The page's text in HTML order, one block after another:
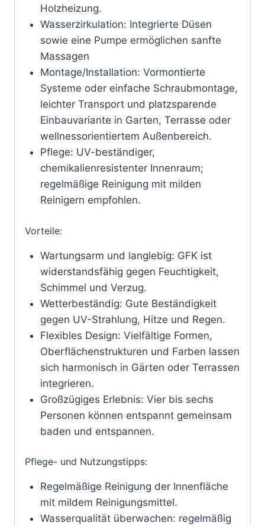
Holzheizung.
Wasserzirkulation: Integrierte Düsen
sowie eine Pumpe ermöglichen sanfte
Massagen
Montage/Installation: Vormontierte
Systeme oder einfache Schraubmontage,
leichter Transport und platzsparende
Einbauvariante in Garten, Terrasse oder
wellnessorientiertem Außenbereich.
Pflege: UV-beständiger,
chemikalienresistenter Innenraum;
regelmäßige Reinigung mit milden
Reinigern empfohlen.
Vorteile:
Wartungsarm und langlebig: GFK ist
widerstandsfähig gegen Feuchtigkeit,
Schimmel und Verzug.
Wetterbeständig: Gute Beständigkeit
gegen UV-Strahlung, Hitze und Regen.
Flexibles Design: Vielfältige Formen,
Oberflächenstrukturen und Farben lassen
sich harmonisch in Gärten oder Terrassen
integrieren.
Großzügiges Erlebnis: Vier bis sechs
Personen können entspannt gemeinsam
baden und entspannen.
Pflege- und Nutzungstipps:
Regelmäßige Reinigung der Innenfläche
mit mildem Reinigungsmittel.
Wasserqualität überwachen: regelmäßig